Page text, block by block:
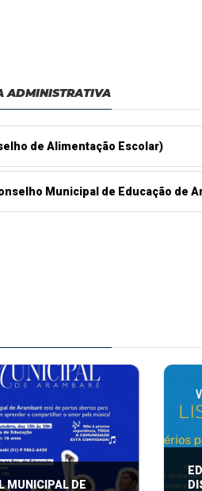
ADMINISTRATIVA
de Alimentação Escolar)
Municipal de Educação de
MUNICIPAL DE